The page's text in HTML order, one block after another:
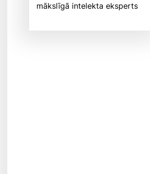
mākslīgā intelekta eksperts